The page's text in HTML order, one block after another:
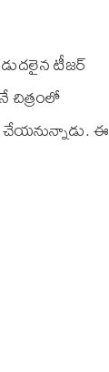
టీజర్
చిత్రంలో
చేయనున్నాడు. ఈ